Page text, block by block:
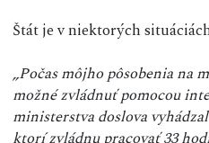
Štát je v niektorých
„Počas môjho pôsobenia na
možné zvládnuť pomocou
ministerstva doslova